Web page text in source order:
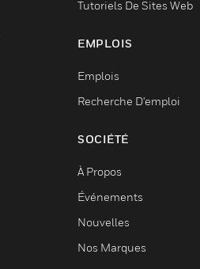
Tutoriels De Sites Web
EMPLOIS
Emplois
Recherche D'emploi
SOCIÉTÉ
À Propos
Événements
Nouvelles
Nos Marques